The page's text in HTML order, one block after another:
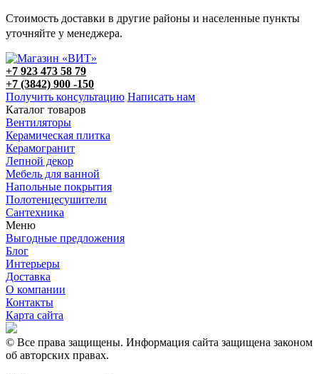
Стоимость доставки в другие районы и населенные пункты
уточняйте у менеджера.
+7 923 473 58 79
+7 (3842) 900 -150
Получить консультацию Написать нам
Каталог товаров
Вентиляторы
Керамическая плитка
Керамогранит
Лепной декор
Мебель для ванной
Напольные покрытия
Полотенцесушители
Сантехника
Меню
Выгодные предложения
Блог
Интерьеры
Доставка
О компании
Контакты
Карта сайта
© Все права защищены. Информация сайта защищена законом
об авторских правах.